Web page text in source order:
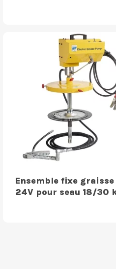
Ensemble fixe graisse
24V pour seau 18/30